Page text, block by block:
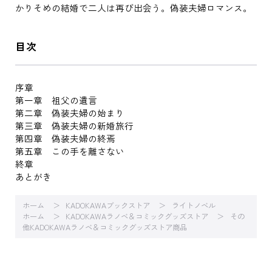
かりそめの結婚で二人は再び出会う。偽装夫婦ロマンス。
目次
序章
第一章 祖父の遺言
第二章 偽装夫婦の始まり
第三章 偽装夫婦の新婚旅行
第四章 偽装夫婦の終焉
第五章 この手を離さない
終章
あとがき
ホーム KADOKAWAブックストア
ライトノベル
ホーム
KADOKAWAラノベ＆コミックグッズストア
その
他KADOKAWAラノベ＆コミックグッズストア商品